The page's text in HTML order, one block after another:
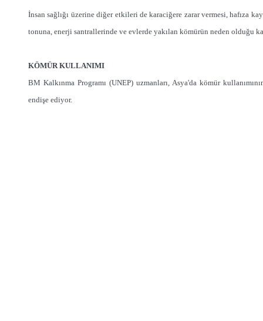
İnsan sağlığı üzerine diğer etkileri de karaciğere zarar vermesi, hafıza
tonuna, enerji santrallerinde ve evlerde yakılan kömürün neden olduğu
KÖMÜR KULLANIMI
BM Kalkınma Programı (UNEP) uzmanları, Asya'da kömür
endişe ediyor.